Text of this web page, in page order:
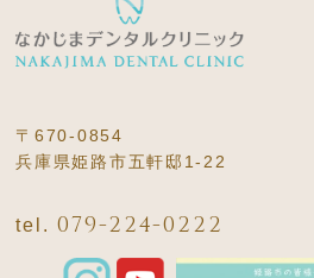
〒670-0854
兵庫県姫路市五軒邸1-22
tel. 079-224-0222